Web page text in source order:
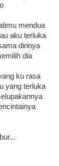
mendua
aku terluka
dirinya
dia
ku rasa
yang terluka